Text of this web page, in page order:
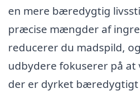
en mere bæredygtig
præcise mængder af
reducerer du madspild,
udbydere fokuserer på
der er dyrket bæredygtigt